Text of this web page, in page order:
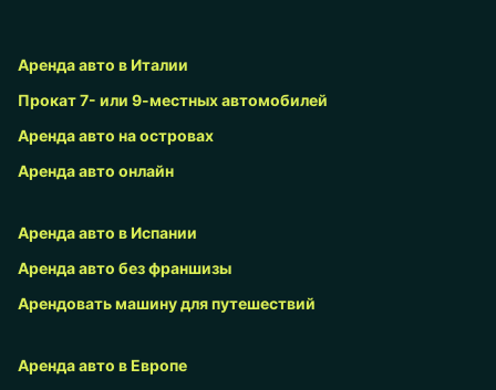
Аренда авто в Италии
Прокат 7- или 9-местных автомобилей
Аренда авто на островах
Аренда авто онлайн
Аренда авто в Испании
Аренда авто без франшизы
Арендовать машину для путешествий
Аренда авто в Европе